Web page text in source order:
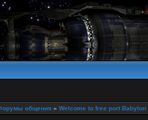
общения » Welcome to free port Babylon